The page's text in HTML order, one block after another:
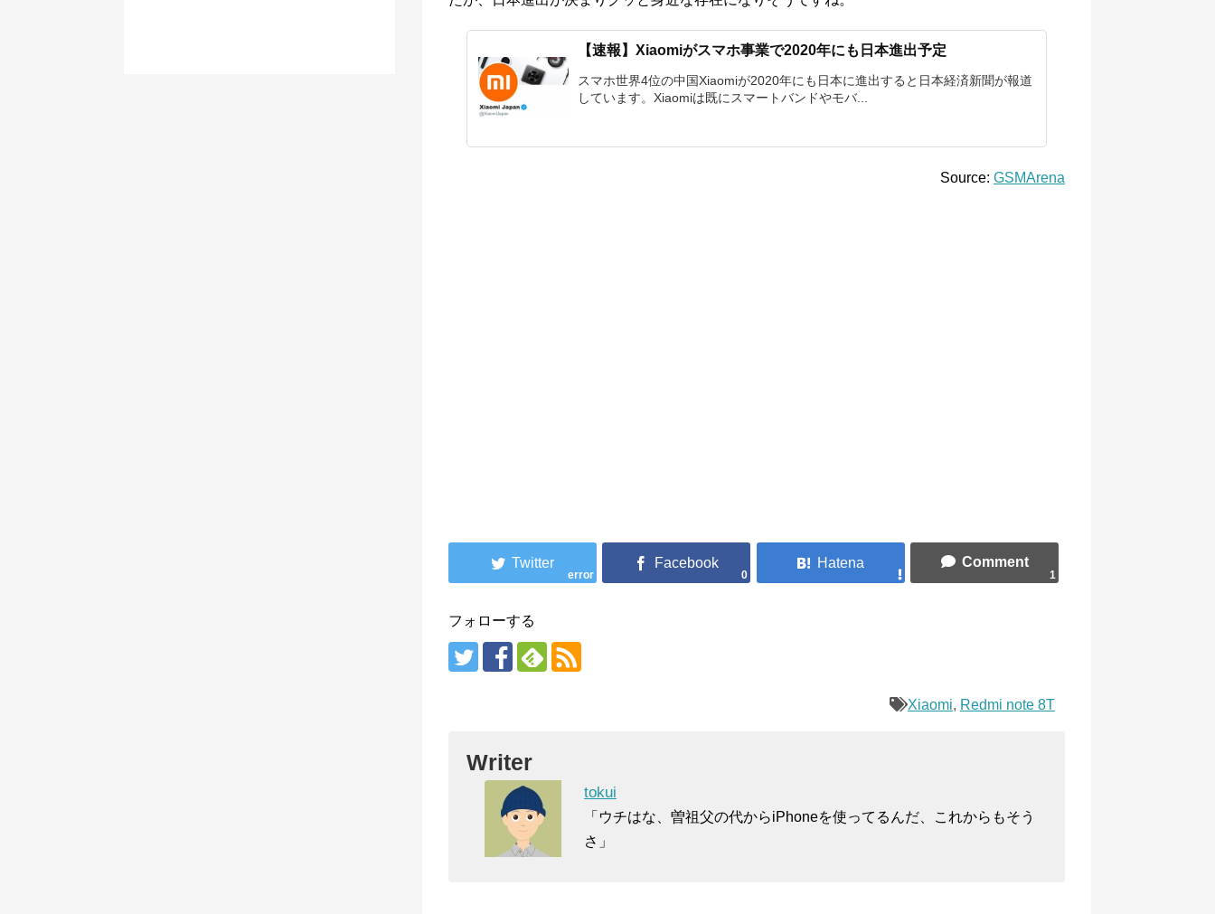
【速報】Xiaomiがスマホ事業で2020年にも日本進出予定
スマホ世界4位の中国Xiaomiが2020年にも日本に進出すると日本経済新聞が報道
しています。Xiaomiは既にスマートバンドやモバ...
Source: GSMArena
error 0 1
フォローする
Xiaomi, Redmi note 8T
Writer
tokui
「ウチはな、曽祖父の代からiPhoneを使ってるんだ、これからもそう
さ」